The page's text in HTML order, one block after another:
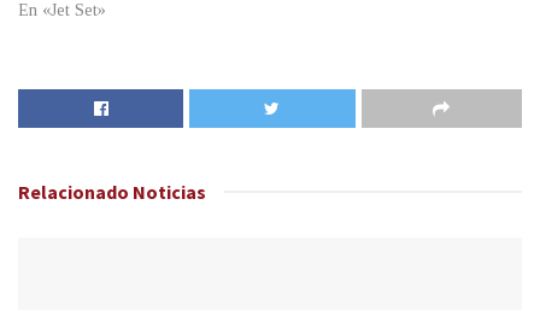
En «Jet Set»
Relacionado Noticias